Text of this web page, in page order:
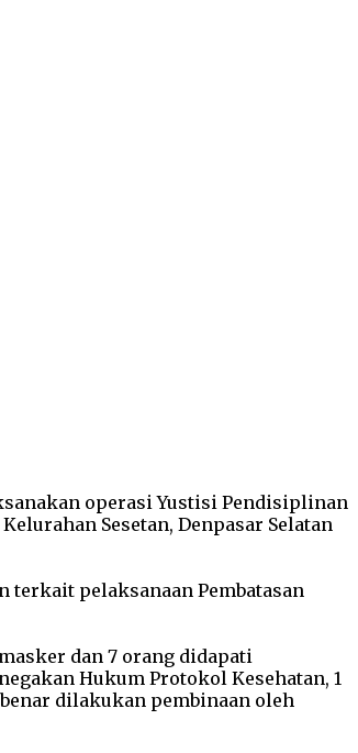
operasi Yustisi Pendisiplinan
Sesetan, Denpasar Selatan
terkait pelaksanaan Pembatasan
dan 7 orang didapati
Hukum Protokol Kesehatan, 1
dilakukan pembinaan oleh